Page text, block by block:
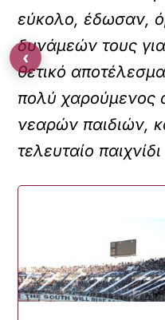
εύκολο, έδωσαν,
δυνάμεών τους
θετικό
πολύ χαρούμενος
νεαρών παιδιών,
τελευταίο
‹